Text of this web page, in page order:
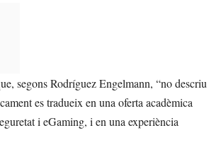
segons Rodríguez Engelmann, “no descriu
es tradueix en una oferta acadèmica
i eGaming, i en una experiència